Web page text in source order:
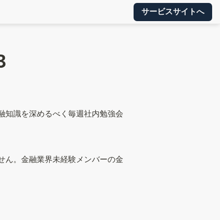
サービスサイトへ
知識を深めるべく毎週社内勉強会
ん。金融業界未経験メンバーの金